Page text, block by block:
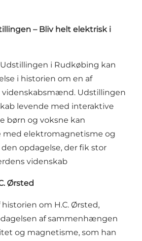
– Bliv helt elektrisk i
Udstillingen i Rudkøbing kan
i historien om en af
videnskabsmænd. Udstillingen
levende med interaktive
børn og voksne kan
med elektromagnetisme og
opdagelse, der fik stor
videnskab
Ørsted
om H.C. Ørsted,
af sammenhængen
og magnetisme, som han